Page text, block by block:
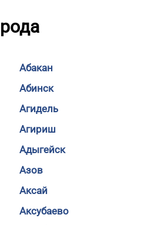
Абакан
Абинск
Агидель
Агириш
Адыгейск
Азов
Аксай
Аксубаево